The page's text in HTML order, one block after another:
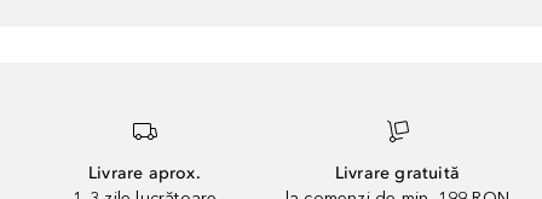
Livrare aprox.
Livrare gratuită